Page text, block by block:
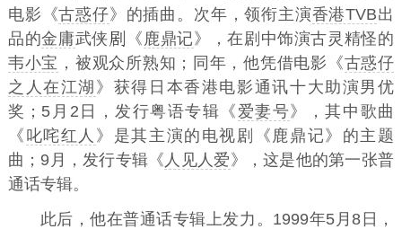
电影《古惑仔》的插曲。次年，领衔主演香港TVB出
品的金庸武侠 《 鹿鼎记》，在剧中饰演古灵精怪的
韦小宝 ，被观众所熟知；同年，他凭借电影《古惑仔
之人在江湖 》获得日本香港电影通讯十大助演男优
奖；5月2日，发行粤语专辑《 爱妻号》，其中歌曲
《 叱咤红人 》是其主演的电视剧《鹿鼎记》的主题
曲；9月，发行专辑《 人见人爱》，这是他的第一张普
通话专辑。
此后，他在普通话专辑上发力。1999年5月8日，